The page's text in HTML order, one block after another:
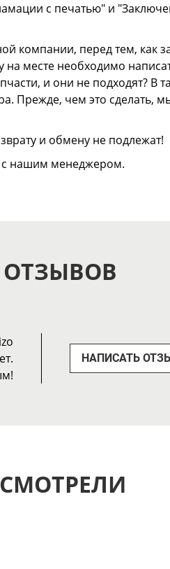
с печатью" и
компании, перед тем, как
месте необходимо
и они не подходят?
Прежде, чем это
и обмену не подлежат!
с нашим менеджером.
ОТЗЫВОВ
НАПИСАТЬ